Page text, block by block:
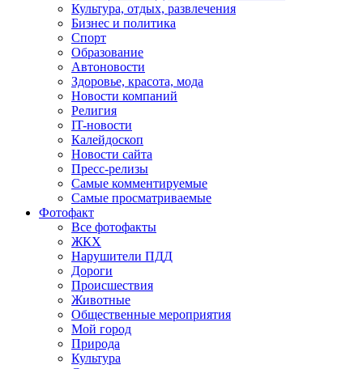
Культура, отдых, развлечения
Бизнес и политика
Спорт
Образование
Автоновости
Здоровье, красота, мода
Новости компаний
Религия
IT-новости
Калейдоскоп
Новости сайта
Пресс-релизы
Самые комментируемые
Самые просматриваемые
Фотофакт
Все фотофакты
ЖКХ
Нарушители ПДД
Дороги
Происшествия
Животные
Общественные мероприятия
Мой город
Природа
Культура